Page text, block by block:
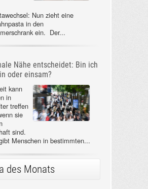
Nun zieht eine
in den
ein. Der...
Nähe entscheidet: Bin ich
oder einsam?
kann
in
treffen
sie
sind.
Menschen in bestimmten...
des Monats